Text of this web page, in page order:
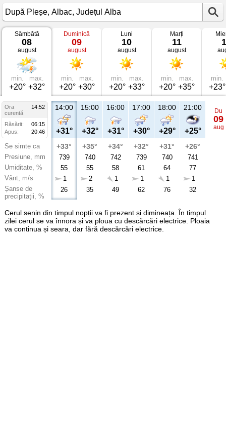
Vremea
După
Pleșe
Albac,
Județul
Alba
Sâmbătă
08
august
min.
+20°
max.
+32°
Duminică
09
august
min.
+20°
max.
+30°
Luni
10
august
min.
+20°
max.
+33°
Marți
11
august
min.
+20°
max.
+35°
min.
+23°
Ora
14:52
curentă
Răsărit:
06:15
Apus:
20:46
Se simte ca
Presiune, mm
Umiditate, %
Vânt, m/s
Șanse de
precipitații, %
14:00
+31°
+33°
739
55
1
26
15:00
+32°
+35°
740
55
2
35
16:00
+31°
+34°
742
58
1
49
17:00
+30°
+32°
739
61
1
62
18:00
+29°
+31°
740
64
1
76
21:00
+25°
+26°
741
77
1
32
Du
09
aug
Cerul senin din timpul nopții va fi prezent și dimineața. În timpul
zilei cerul se va înnora și va ploua cu descărcări electrice. Ploaia
va continua și seara, dar fără descărcări electrice.